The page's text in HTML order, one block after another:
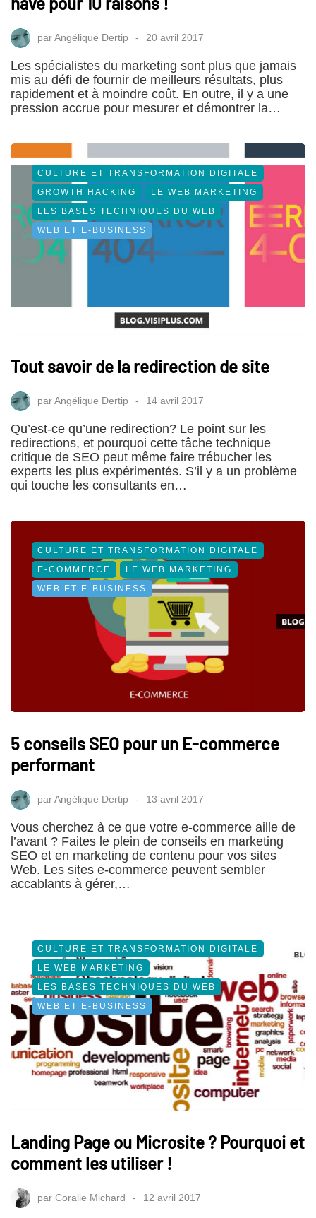
parAngélique Dertip 20 avril 2017
Les spécialistes du marketing sont plus que jamais
mis au défi de fournir de meilleurs résultats, plus
rapidement et à moindre coût. En outre, il y a une
pression accrue pour mesurer et démontrer la…
CULTURE ET TRANSFORMATION DIGITALE
GROWTH HACKING
LE WEB MARKETING
LES BASES TECHNIQUES DU WEB
WEB ET E-BUSINESS
Tout savoir de la redirection de site
parAngélique Dertip 14 avril 2017
Qu’est-ce qu’une redirection? Le point sur les
redirections, et pourquoi cette tâche technique
critique de SEO peut même faire trébucher les
experts les plus expérimentés. S’il y a un problème
qui touche les consultants en…
CULTURE ET TRANSFORMATION DIGITALE
E-COMMERCE
LE WEB MARKETING
WEB ET E-BUSINESS
5 conseils SEO pour un E-commerce
performant
parAngélique Dertip 13 avril 2017
Vous cherchez à ce que votre e-commerce aille de
l’avant ? Faites le plein de conseils en marketing
SEO et en marketing de contenu pour vos sites
Web. Les sites e-commerce peuvent sembler
accablants à gérer,…
CULTURE ET TRANSFORMATION DIGITALE
LE WEB MARKETING
LES BASES TECHNIQUES DU WEB
WEB ET E-BUSINESS
Landing Page ou Microsite ? Pourquoi et
comment les utiliser !
par Coralie Michard 12 avril 2017